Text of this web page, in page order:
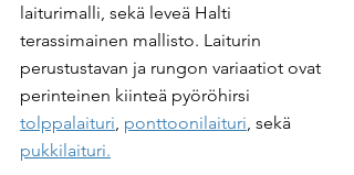
laiturimalli, sekä leveä Halti
terassimainen mallisto. Laiturin
perustustavan ja rungon variaatiot ovat
perinteinen kiinteä pyöröhirsi
tolppalaituri, ponttoonilaituri, sekä
pukkilaituri.